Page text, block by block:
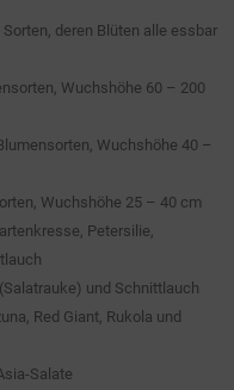
deren Blüten alle essbar
Wuchshöhe 60 – 200
Wuchshöhe 40 –
Wuchshöhe 25 – 40 cm
Petersilie,
und Schnittlauch
Red Giant, Rukola und
Salate